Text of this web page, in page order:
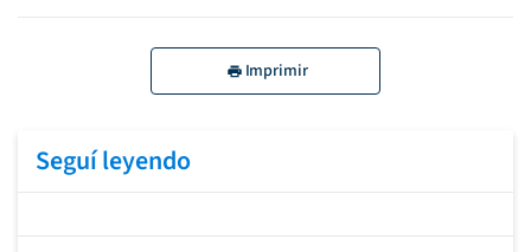
Imprimir
Seguí leyendo